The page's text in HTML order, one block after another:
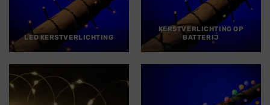
LED KERSTVERLICHTING
KERSTVERLICHTING OP
BATTERIJ